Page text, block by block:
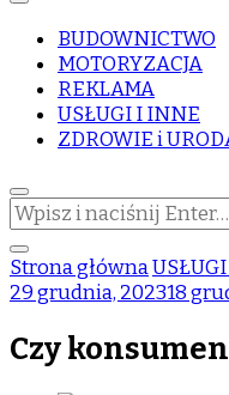
BUDOWNICTWO
MOTORYZACJA
REKLAMA
USŁUGI I INNE
ZDROWIE i
Szukasz
czegoś?
Strona główna
29 grudnia, 202318
Czy